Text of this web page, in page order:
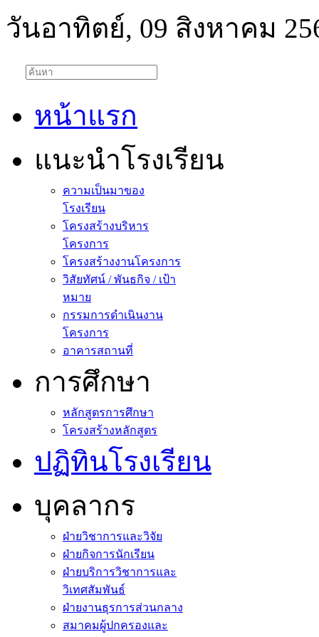
วันอาทิตย์, 09 สิงหาคม
หน้าแรก
แนะนำโรงเรียน
ความเป็นมาของ
โรงเรียน
โครงสร้างบริหาร
โครงการ
โครงสร้างงานโครงการ
วิสัยทัศน์ / พันธกิจ / เป้า
หมาย
กรรมการดำเนินงาน
โครงการ
อาคารสถานที่
การศึกษา
หลักสูตรการศึกษา
โครงสร้างหลักสูตร
ปฏิทินโรงเรียน
บุคลากร
ฝ่ายวิชาการและวิจัย
ฝ่ายกิจการนักเรียน
ฝ่ายบริการวิชาการและ
วิเทศสัมพันธ์
ฝ่ายงานธุรการส่วนกลาง
สมาคมผู้ปกครองและ